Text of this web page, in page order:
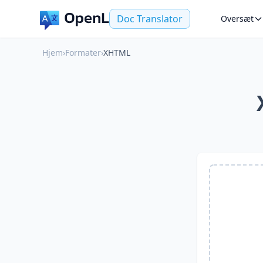
Doc Translator Oversæt
Hjem›Formater›XHTML